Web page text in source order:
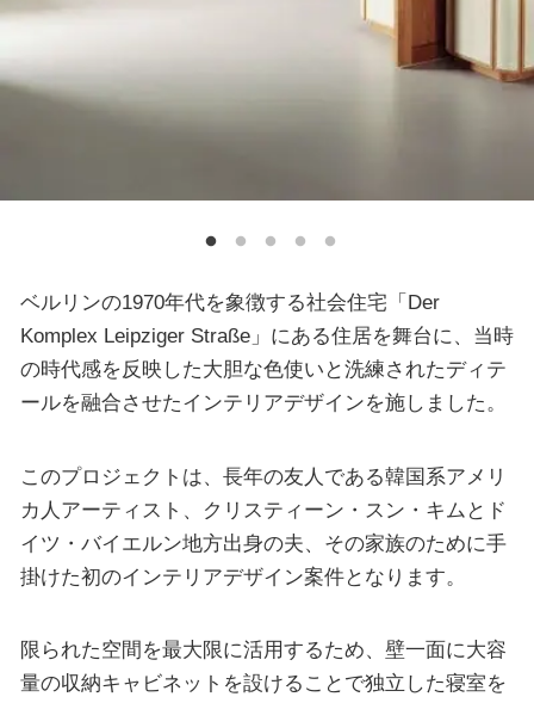
ベルリンの1970年代を象徴する社会住宅「Der
Komplex Leipziger Straße」にある住居を舞台に、当時
の時代感を反映した大胆な色使いと洗練されたディテ
ールを融合させたインテリアデザインを施しました。
このプロジェクトは、長年の友人である韓国系アメリ
カ人アーティスト、クリスティーン・スン・キムとド
イツ・バイエルン地方出身の夫、その家族のために手
掛けた初のインテリアデザイン案件となります。
限られた空間を最大限に活用するため、壁一面に大容
量の収納キャビネットを設けることで独立した寝室を